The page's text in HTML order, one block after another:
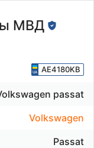
МВД
AE4180KB
passat
Volkswagen
Passat